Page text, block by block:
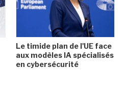
Le timide plan de l'UE face
aux modèles IA spécialisés
en cybersécurité